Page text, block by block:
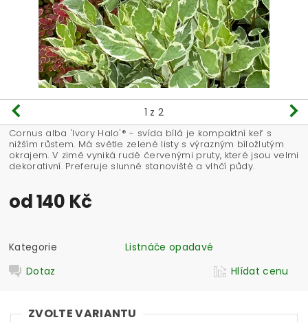
1 z 2
Cornus alba 'Ivory Halo'® - svída bílá je kompaktní keř s
nižším růstem. Má světle zelené listy s výrazným bíložlutým
okrajem. V zimě vyniká rudě červenými pruty, které jsou velmi
dekorativní. Preferuje slunné stanoviště a vlhčí půdy.
od 140 Kč
Kategorie
Listnáče opadavé
Dotaz
Hlídat cenu
ZVOLTE VARIANTU